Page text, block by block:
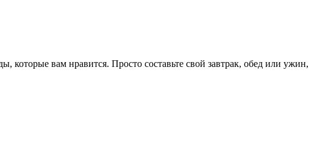
которые вам нравится. Просто составьте свой завтрак, обед или ужин,